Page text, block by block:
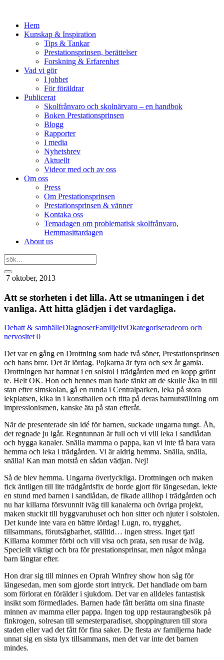
Hem
Kunskap & Inspiration
Tips & Tankar
Prestationsprinsen, berättelser
Forskning & Erfarenhet
Vad vi gör
I jobbet
För föräldrar
Publicerat
Skolfrånvaro och skolnärvaro – en handbok
Boken Prestationsprinsen
Blogg
Rapporter
I media
Nyhetsbrev
Aktuellt
Videor med och av oss
Om oss
Press
Om Prestationsprinsen
Prestationsprinsen & vänner
Kontaka oss
Temadagen om problematisk skolfrånvaro,
Hemmasittardagen
About us
7 oktober, 2013
Att se storheten i det lilla. Att se utmaningen i det
vanliga. Att hitta glädjen i det vardagliga.
Debatt & samhälleDiagnoserFamiljelivOkategoriseradeoro och
nervositet 0
Det var en gång en Drottning som hade två söner, Prestationsprinsen
och hans bror. Det är lördag. Pojkarna är fyra och sex år gamla.
Drottningen har hamnat i en solstol i trädgården med en kopp grönt
te. Helt OK. Hon och hennes man hade tänkt att de skulle åka in till
stan efter simskolan, gå en runda i Centralparken, leka på stora
lekplatsen, kika in i konsthallen och titta på deras barnutställning om
impressionismen, kanske äta på stan efteråt.
När de presenterade sin idé för barnen, suckade ungarna tungt. Åh,
det regnade ju igår. Regntunnan är full och vi vill leka i sandlådan
och bygga kanaler. Snälla mamma o pappa, kan vi inte få bara vara
hemma och leka i trädgården. Vi är aldrig hemma. Snälla, snälla,
snälla! Kan man motstå en sådan vädjan. Nej!
Så de blev hemma. Ungarna överlyckliga. Drottningen och maken
fick äntligen till lite trädgårdsfix de borde gjort för längesedan, lekte
en stund med barnen i sandlådan, de fikade allihop i trädgården och
nu har killarna försvunnit iväg till kanalerna och övriga projekt,
maken stuckit till byggvaruhuset och hon sitter och njuter i solstolen.
Det kunde inte vara en bättre lördag! Lugn, ro, trygghet,
tillsammans, förutsägbarhet, ställtid… ingen stress. Inget tjat!
Killarna kommer förbi och vill visa och prata, sen rusar de iväg.
Speciellt viktigt och bra för prestationsprinsar, men något många
barn längtar efter.
Hon drar sig till minnes en Oprah Winfrey show hon såg för
längesedan, men som gjorde stort intryck. Det handlade om barn
som förlorat en förälder i sjukdom. Det var en alldeles fantastisk
insikt som förmedlades. Barnen hade fått berätta om sina finaste
minnen av mamma eller pappa. Ingen tog upp restaurangbesök på
finkrogen, solresan till semesterparadiset, shoppingturen till stora
staden eller vad det fått för fina saker. De flesta av familjerna hade
unnat sig en sista lyx tillsammans, men det var inte det barnen
mindes.